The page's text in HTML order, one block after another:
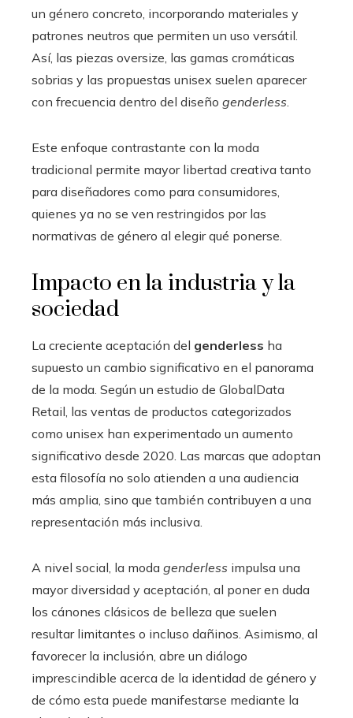
un género concreto, incorporando materiales y
patrones neutros que permiten un uso versátil.
Así, las piezas oversize, las gamas cromáticas
sobrias y las propuestas unisex suelen aparecer
con frecuencia dentro del diseño genderless.
Este enfoque contrastante con la moda
tradicional permite mayor libertad creativa tanto
para diseñadores como para consumidores,
quienes ya no se ven restringidos por las
normativas de género al elegir qué ponerse.
Impacto en la industria y la
sociedad
La creciente aceptación del genderless ha
supuesto un cambio significativo en el panorama
de la moda. Según un estudio de GlobalData
Retail, las ventas de productos categorizados
como unisex han experimentado un aumento
significativo desde 2020. Las marcas que adoptan
esta filosofía no solo atienden a una audiencia
más amplia, sino que también contribuyen a una
representación más inclusiva.
A nivel social, la moda genderless impulsa una
mayor diversidad y aceptación, al poner en duda
los cánones clásicos de belleza que suelen
resultar limitantes o incluso dañinos. Asimismo, al
favorecer la inclusión, abre un diálogo
imprescindible acerca de la identidad de género y
de cómo esta puede manifestarse mediante la